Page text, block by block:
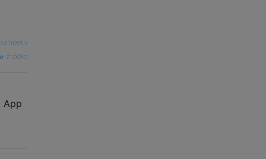
źródło
App